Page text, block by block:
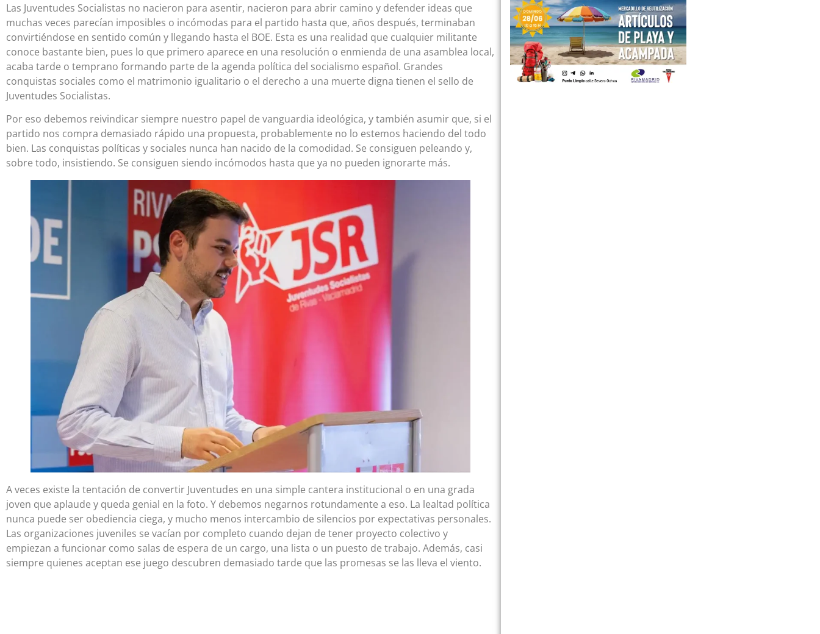
Las Juventudes Socialistas no nacieron para asentir, nacieron para abrir camino y defender ideas que
muchas veces parecían imposibles o incómodas para el partido hasta que, años después, terminaban
convirtiéndose en sentido común y llegando hasta el BOE. Esta es una realidad que cualquier militante
conoce bastante bien, pues lo que primero aparece en una resolución o enmienda de una asamblea local,
acaba tarde o temprano formando parte de la agenda política del socialismo español. Grandes
conquistas sociales como el matrimonio igualitario o el derecho a una muerte digna tienen el sello de
Juventudes Socialistas.
Por eso debemos reivindicar siempre nuestro papel de vanguardia ideológica, y también asumir que, si el
partido nos compra demasiado rápido una propuesta, probablemente no lo estemos haciendo del todo
bien. Las conquistas políticas y sociales nunca han nacido de la comodidad. Se consiguen peleando y,
sobre todo, insistiendo. Se consiguen siendo incómodos hasta que ya no pueden ignorarte más.
A veces existe la tentación de convertir Juventudes en una simple cantera institucional o en una grada
joven que aplaude y queda genial en la foto. Y debemos negarnos rotundamente a eso. La lealtad política
nunca puede ser obediencia ciega, y mucho menos intercambio de silencios por expectativas personales.
Las organizaciones juveniles se vacían por completo cuando dejan de tener proyecto colectivo y
empiezan a funcionar como salas de espera de un cargo, una lista o un puesto de trabajo. Además, casi
siempre quienes aceptan ese juego descubren demasiado tarde que las promesas se las lleva el viento.